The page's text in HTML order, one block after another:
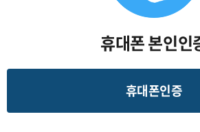
휴대폰 본인인
휴대폰인증